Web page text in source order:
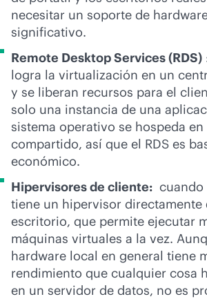
necesitar un soporte de
significativo.
Remote Desktop Services (RDS)
logra la virtualización en un
y se liberan recursos para el
solo una instancia de una
sistema operativo se hospeda
compartido, así que el RDS es
económico.
Hipervisores de cliente:
tiene un hipervisor directamente
escritorio, que permite ejecutar
máquinas virtuales a la vez.
hardware local en general tiene
rendimiento que cualquier cosa
en un servidor de datos, no es